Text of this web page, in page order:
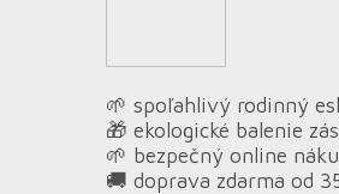
🌱 spoľahlivý rodinný
🎁 ekologické balenie
🌱 bezpečný online
🚚 doprava zdarma od